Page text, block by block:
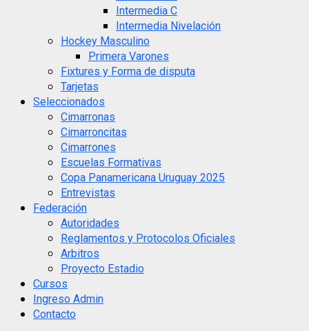
Intermedia C
Intermedia Nivelación
Hockey Masculino
Primera Varones
Fixtures y Forma de disputa
Tarjetas
Seleccionados
Cimarronas
Cimarroncitas
Cimarrones
Escuelas Formativas
Copa Panamericana Uruguay 2025
Entrevistas
Federación
Autoridades
Reglamentos y Protocolos Oficiales
Arbitros
Proyecto Estadio
Cursos
Ingreso Admin
Contacto